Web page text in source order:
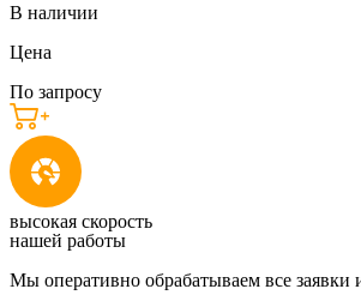
В наличии
Цена
По запросу
высокая скорость
нашей работы
Мы оперативно обрабатываем все заявки